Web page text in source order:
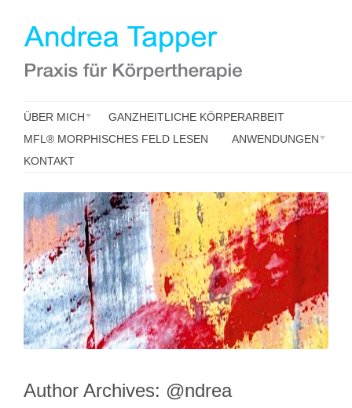
ÜBER MICH
GANZHEITLICHE KÖRPERARBEIT
MFL® MORPHISCHES FELD LESEN
ANWENDUNGEN
KONTAKT
Author Archives: @ndrea